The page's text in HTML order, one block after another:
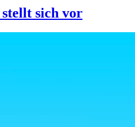
sich vor